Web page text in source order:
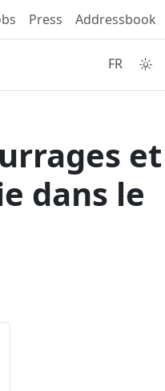
Press Addressbook
FR
et
dans le